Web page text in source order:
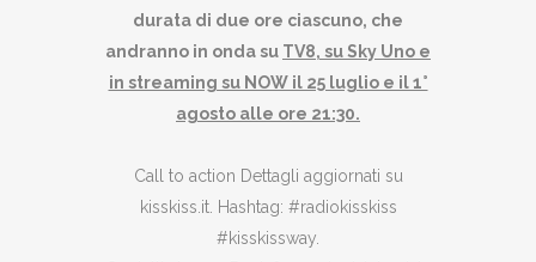
durata di due ore ciascuno, che
andranno in onda su TV8, su Sky Uno e
in streaming su NOW il 25 luglio e il 1°
agosto alle ore 21:30.
Call to action Dettagli aggiornati su
kisskiss.it. Hashtag: #radiokisskiss
#kisskissway.